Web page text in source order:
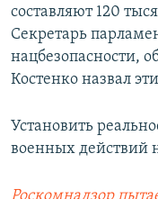
составляют 120
Секретарь
нацбезопасности,
Костенко назвал
Установить
военных действий
Роскомнадзор